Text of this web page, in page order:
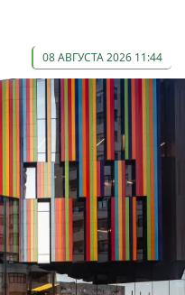
08 АВГУСТА 2026 11:44